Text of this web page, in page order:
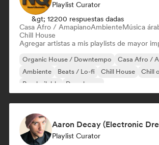
Playlist Curator
&gt; 12200 respuestas dadas
Casa Afro / AmapianoAmbienteMúsica
Chill House
Agregar artistas a mis playlists de mayor
Organic House / Downtempo
Casa Afro /
Ambiente
Beats / Lo-fi Chill House
Chill
Pop bailable
Deep house
Playlist Curator